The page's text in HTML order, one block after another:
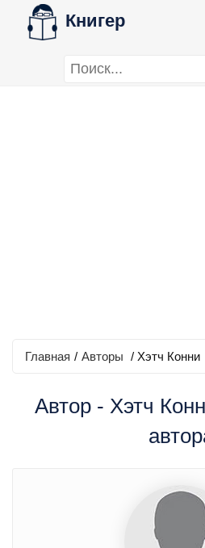
Книгер
Главная / Авторы / Хэтч Конни
Автор - Хэтч